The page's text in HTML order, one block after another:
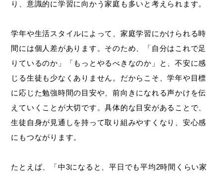
り、意識的に学習に向かう家庭も多いと考えられます。
学年や生活スタイルによって、家庭学習にかけられる時
間には個人差があります。そのため、「自分はこれで足
りているのか」「もっとやるべきなのか」と、不安に感
じる生徒も少なくありません。だからこそ、学年や目標
に応じた勉強時間の目安や、前向きになれる声かけを伝
えていくことが大切です。具体的な目安があることで、
生徒自身が見通しを持って取り組みやすくなり、安心感
にもつながります。
たとえば、「中3になると、平日でも平均2時間くらい家